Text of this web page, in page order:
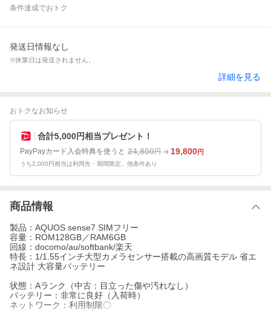
条件達成でおトク
発送日情報なし
※休業日は発送されません。
詳細を見る
おトクなお知らせ
合計5,000円相当プレゼント！
PayPayカード入会特典を使うと 24,800円 19,800円
うち2,000円相当は利用先・期間限定。他条件あり
商品情報
製品：AQUOS sense7 SIMフリー
容量：ROM128GB／RAM6GB
回線：docomo/au/softbank/楽天
特長：1/1.55インチ大型カメラセンサー搭載の高画質モデル 省エ
ネ設計 大容量バッテリー
状態：Aランク（中古：目立った傷や汚れなし）
バッテリー：非常に良好（入荷時）
ネットワーク：利用制限〇